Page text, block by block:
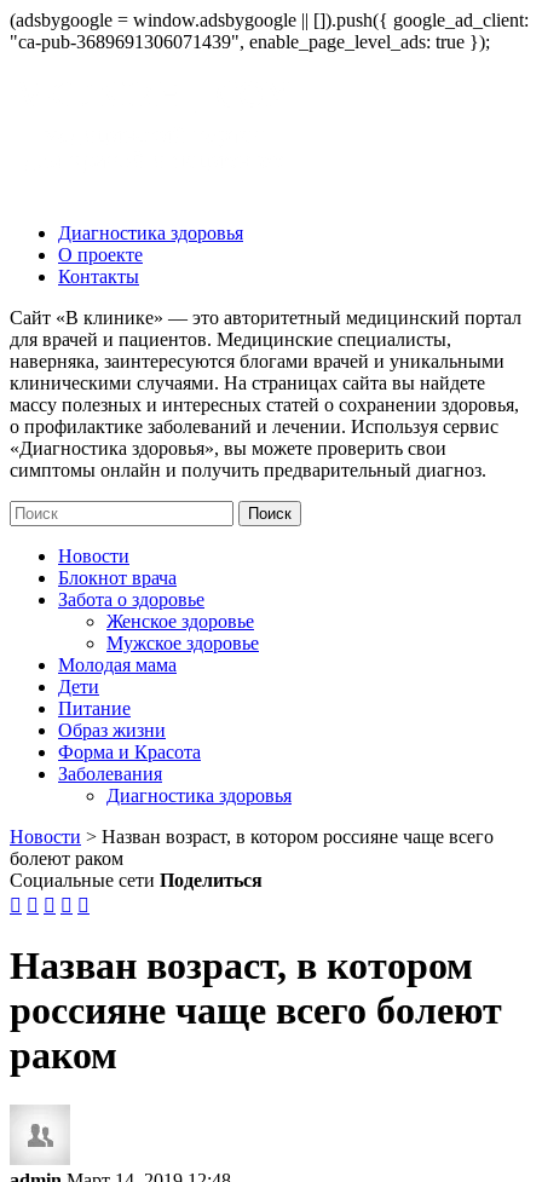
(adsbygoogle = window.adsbygoogle || []).push({ google_ad_client:
"ca-pub-3689691306071439", enable_page_level_ads: true });
Диагностика здоровья
О проекте
Контакты
Сайт «В клинике» — это авторитетный медицинский портал
для врачей и пациентов. Медицинские специалисты,
наверняка, заинтересуются блогами врачей и уникальными
клиническими случаями. На страницах сайта вы найдете
массу полезных и интересных статей о сохранении здоровья,
о профилактике заболеваний и лечении. Используя сервис
«Диагностика здоровья», вы можете проверить свои
симптомы онлайн и получить предварительный диагноз.
Новости
Блокнот врача
Забота о здоровье
Женское здоровье
Мужское здоровье
Молодая мама
Дети
Питание
Образ жизни
Форма и Красота
Заболевания
Диагностика здоровья
Новости > Назван возраст, в котором россияне чаще всего
болеют раком
Социальные сети Поделиться
    
Назван возраст, в котором
россияне чаще всего болеют
раком